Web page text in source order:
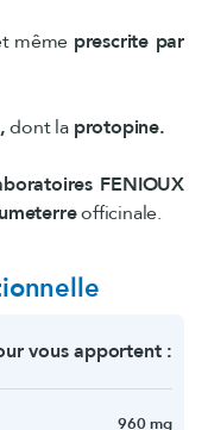
même prescrite par
dont la protopine.
FENIOUX
officinale.
vous apportent :
960 mg